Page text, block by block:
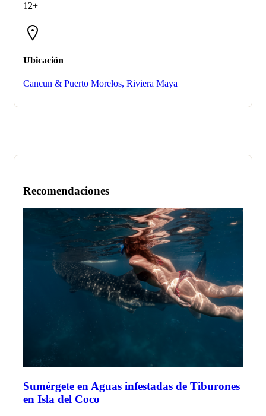
12+
Ubicación
Cancun & Puerto Morelos, Riviera Maya
Recomendaciones
Sumérgete en Aguas infestadas de Tiburones
en Isla del Coco